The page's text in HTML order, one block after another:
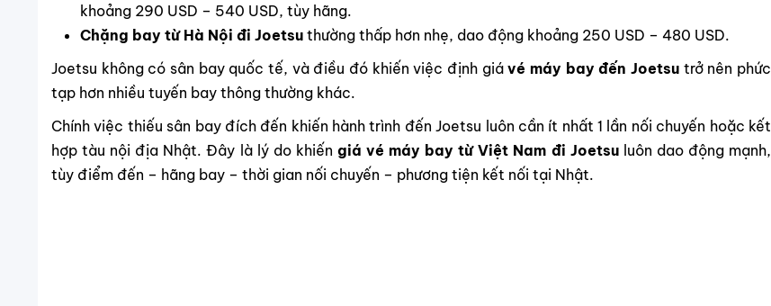
khoảng 290 USD – 540 USD, tùy hãng.
Chặng bay từ Hà Nội đi Joetsu thường thấp hơn nhẹ, dao động khoảng 250 USD – 480 USD.
Joetsu không có sân bay quốc tế, và điều đó khiến việc định giávé máy bay đến Joetsu trở nên phức
tạp hơn nhiều tuyến bay thông thường khác.
Chính việc thiếu sân bay đích đến khiến hành trình đến Joetsu luôn cần ít nhất 1 lần nối chuyến hoặc kết
hợp tàu nội địa Nhật. Đây là lý do khiến giá vé máy bay từ Việt Nam đi Joetsuluôn dao động mạnh,
tùy điểm đến – hãng bay – thời gian nối chuyến – phương tiện kết nối tại Nhật.